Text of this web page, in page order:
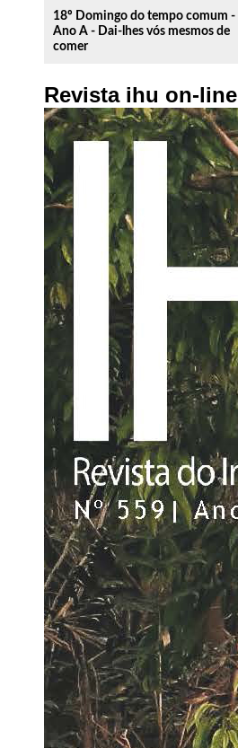
18º Domingo do tempo comum -
Ano A - Dai-lhes vós mesmos de
comer
Revista ihu on-line